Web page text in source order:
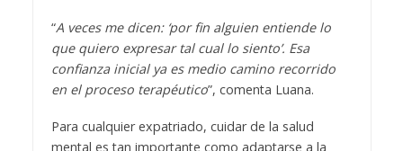
“A veces me dicen: ‘por fin alguien entiende lo
que quiero expresar tal cual lo siento’. Esa
confianza inicial ya es medio camino recorrido
en el proceso terapéutico”, comenta Luana.
Para cualquier expatriado, cuidar de la salud
mental es tan importante como adaptarse a la